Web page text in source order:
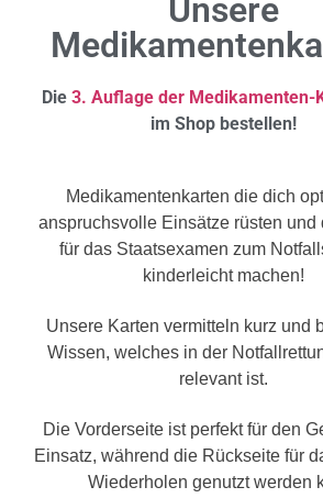
Unsere
Die 3. Auflage der Medikamenten-
im Shop bestellen!
Medikamentenkarten die dich
anspruchsvolle Einsätze rüsten und
für das Staatsexamen zum
kinderleicht machen!
Unsere Karten vermitteln kurz und
Wissen, welches in der
relevant ist.
Die Vorderseite ist perfekt für den
Einsatz, während die Rückseite für
Wiederholen genutzt werden